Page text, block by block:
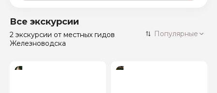
Санкт-Петербург
Россия
50 экскурсий
Все экскурсии
2 экскурсии от местных гидов
Железноводска
Популярные